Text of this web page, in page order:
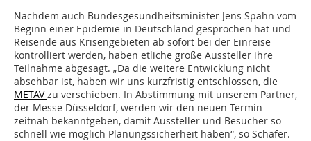
Nachdem auch Bundesgesundheitsminister Jens Spahn vom
Beginn einer Epidemie in Deutschland gesprochen hat und
Reisende aus Krisengebieten ab sofort bei der Einreise
kontrolliert werden, haben etliche große Aussteller ihre
Teilnahme abgesagt. „Da die weitere Entwicklung nicht
absehbar ist, haben wir uns kurzfristig entschlossen, die
METAVzu verschieben. In Abstimmung mit unserem Partner,
der Messe Düsseldorf, werden wir den neuen Termin
zeitnah bekanntgeben, damit Aussteller und Besucher so
schnell wie möglich Planungssicherheit haben“, so Schäfer.